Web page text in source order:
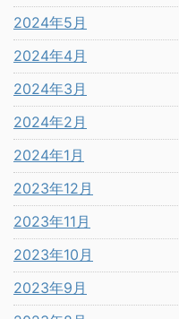
2024年5月
2024年4月
2024年3月
2024年2月
2024年1月
2023年12月
2023年11月
2023年10月
2023年9月